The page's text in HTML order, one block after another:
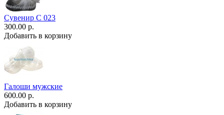
Сувенир С 023
300.00 р.
Добавить в корзину
Галоши мужские
600.00 р.
Добавить в корзину